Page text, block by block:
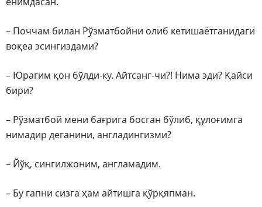
– Поччам билан Рўзматбойни олиб кетишаётганидаги
воқеа эсингиздами?
– Юрагим қон бўлди-ку. Айтсанг-чи?! Нима эди? Қайси
бири?
– Рўзматбой мени бағрига босган бўлиб, қулоғимга
нимадир деганини, англадингизми?
– Йўқ, сингилжоним, англамадим.
– Бу гапни сизга ҳам айтишга қўрқяпман.